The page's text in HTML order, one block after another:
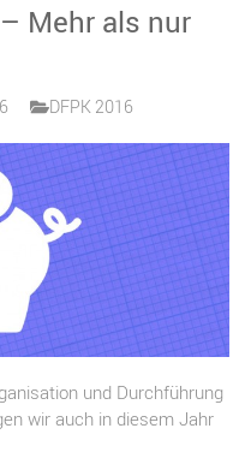
Mehr als nur
DFPK 2016
und Durchführung
wir auch in diesem Jahr